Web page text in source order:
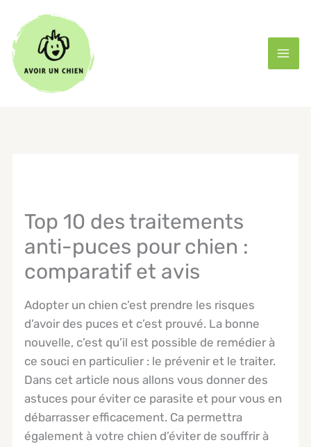
contenu
Top 10 des traitements
anti-puces pour chien :
comparatif et avis
​Adopter un chien c’est prendre les risques
d’avoir des puces et c’est prouvé. La bonne
nouvelle, c’est qu’il est possible de remédier à
ce souci en particulier : le prévenir et le traiter.
Dans cet article nous allons vous donner des
astuces pour éviter ce parasite et pour vous en
débarrasser efficacement. Ca permettra
également à votre chien d’éviter de souffrir à